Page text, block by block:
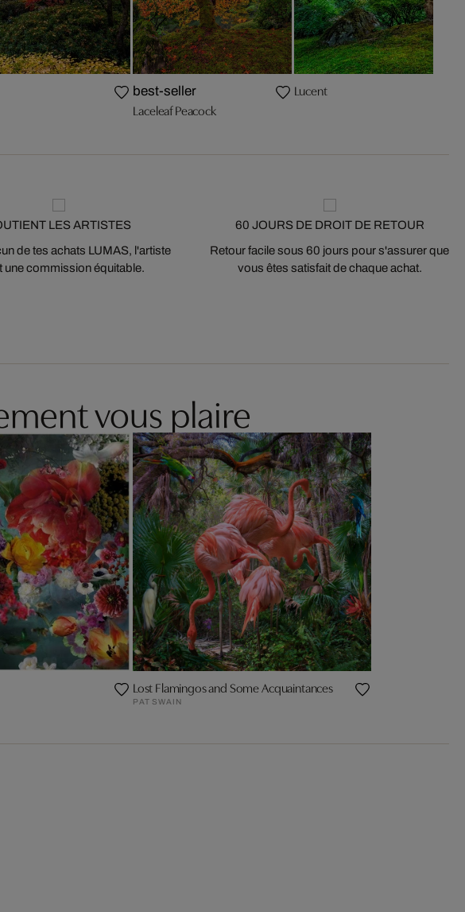
best-seller
Laceleaf Peacock
Lucent
LES ARTISTES
de tes achats LUMAS, l'artiste
une commission équitable.
60 JOURS DE DROIT DE RETOUR
Retour facile sous 60 jours pour s'assurer que
vous êtes satisfait de chaque achat.
vous plaire
Lost Flamingos and Some Acquaintances
PAT SWAIN